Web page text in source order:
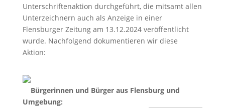
Unterschriftenaktion durchgeführt, die mitsamt allen
Unterzeichnern auch als Anzeige in einer
Flensburger Zeitung am 13.12.2024 veröffentlicht
wurde. Nachfolgend dokumentieren wir diese
Aktion:
Bürgerinnen und Bürger aus Flensburg und
Umgebung: